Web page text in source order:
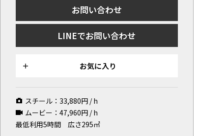
ALL FILTER
すべての選択肢からスタジオを探す
すべての選択肢からスタジオを探す
スタジオ一覧
[R]studioについて
お問い合わせ
LINEでお問い合わせ
お気に入り
スチール：33,880円 / h
ムービー：47,960円 / h
最低利用5時間
広さ295㎡